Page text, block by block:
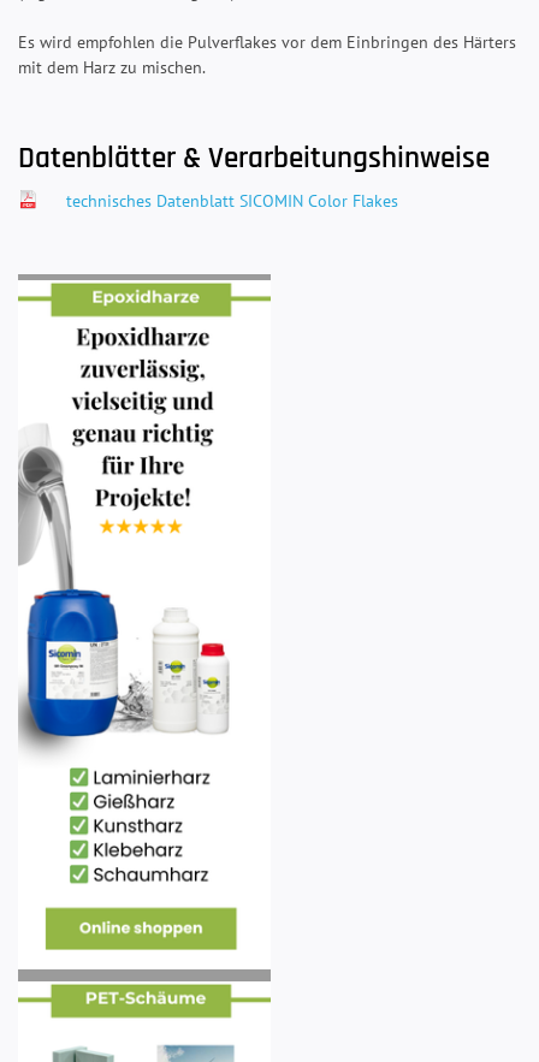
Es wird empfohlen die Pulverflakes vor dem Einbringen des Härters
mit dem Harz zu mischen.
Datenblätter & Verarbeitungshinweise
technisches Datenblatt SICOMIN Color Flakes